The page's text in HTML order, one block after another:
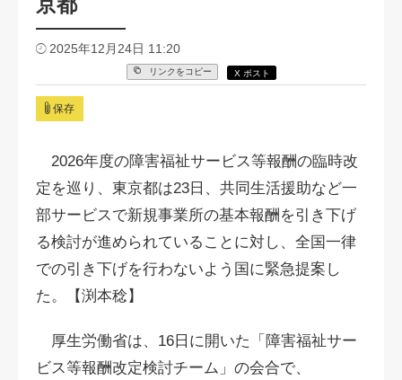
2025年12月24日 11:20
リンクをコピー X ポスト
保存
2026年度の障害福祉サービス等報酬の臨時改
定を巡り、東京都は23日、共同⽣活援助など一
部サービスで新規事業所の基本報酬を引き下げ
る検討が進められていることに対し、全国一律
での引き下げを行わないよう国に緊急提案し
た。【渕本稔】
厚生労働省は、16日に開いた「障害福祉サー
ビス等報酬改定検討チーム」の会合で、